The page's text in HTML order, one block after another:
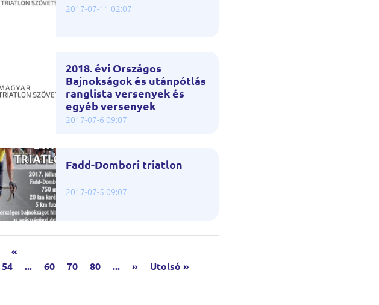
2017-07-11 02:07
2018. évi Országos
Bajnokságok és utánpótlás
ranglista versenyek és
egyéb versenyek
2017-07-6 09:07
Fadd-Dombori triatlon
2017-07-5 09:07
«
54 ... 60 70 80 ... » Utolsó »